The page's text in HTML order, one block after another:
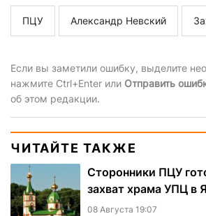
ПЦУ Александр Невский
Если вы заметили ошибку, выделите
нажмите Ctrl+Enter или Отправить
об этом редакции.
ЧИТАЙТЕ ТАКЖЕ
Сторонники ПЦУ
захват храма УПЦ в
08 Августа 19:07